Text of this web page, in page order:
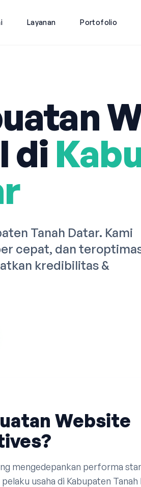
Layanan Portofolio
di
Tanah Datar. Kami
cepat, dan
kredibilitas &
Website
mengedepankan performa
usaha di Kabupaten Tanah